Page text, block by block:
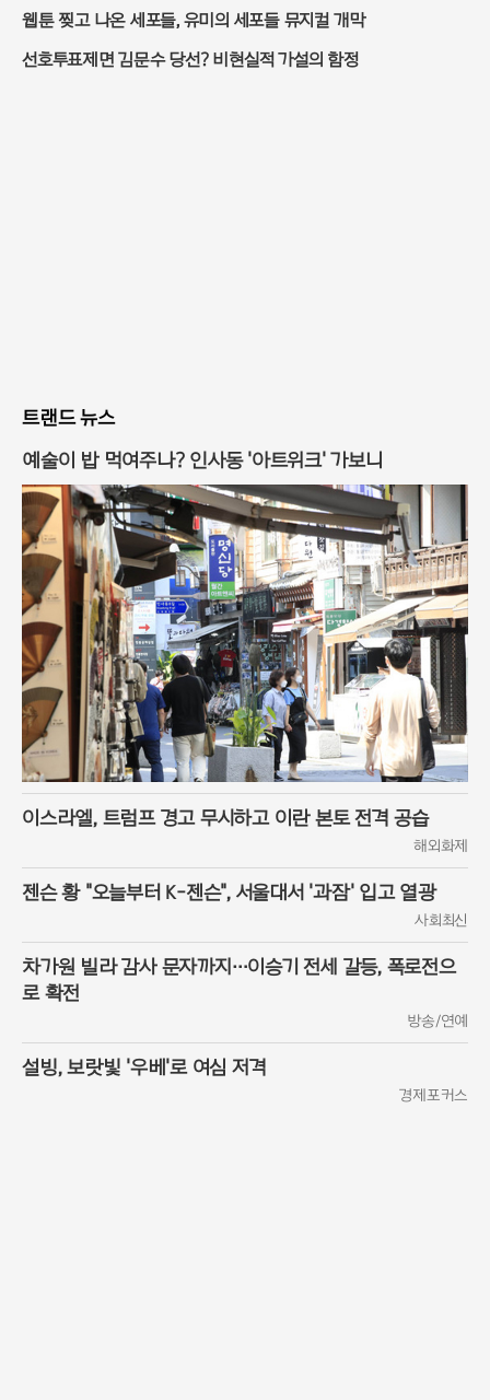
웹툰 찢고 나온 세포들, 유미의 세포들 뮤지컬 개막
선호투표제면 김문수 당선? 비현실적 가설의 함정
트랜드 뉴스
예술이 밥 먹여주나? 인사동 '아트위크' 가보니
이스라엘, 트럼프 경고 무시하고 이란 본토 전격 공습
해외화제
젠슨 황 "오늘부터 K-젠슨", 서울대서 '과잠' 입고 열광
사회최신
차가원 빌라 감사 문자까지…이승기 전세 갈등, 폭로전으
로 확전
방송/연예
설빙, 보랏빛 '우베'로 여심 저격
경제포커스